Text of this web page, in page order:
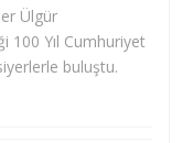
Ülgür
100 Yıl Cumhuriyet
buluştu.